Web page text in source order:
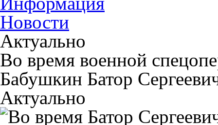
Новости
Актуально
Во время военной
Бабушкин Батор
Актуально
Батор